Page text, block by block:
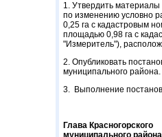
1. Утвердить
по изменению условно
0,25 га с кадастровым
площадью 0,98 га с
"Измеритель"),
2. Опубликовать
муниципального района.
3. Выполнение
Глава Красногорского
муниципального